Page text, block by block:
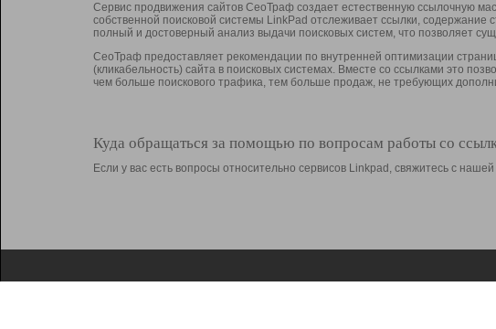
Сервис продвижения сайтов СеоТраф создает естественную ссылочную
собственной поисковой системы LinkPad отслеживает ссылки,
полный и достоверный анализ выдачи поисковых систем, что позволяет
СеоТраф предоставляет рекомендации по внутренней оптимизации
(кликабельность) сайта в поисковых системах. Вместе со ссылками это
чем больше поискового трафика, тем больше продаж, не требующих
Куда обращаться за помощью по вопросам работы со
Если у вас есть вопросы относительно сервисов Linkpad, свяжитесь с